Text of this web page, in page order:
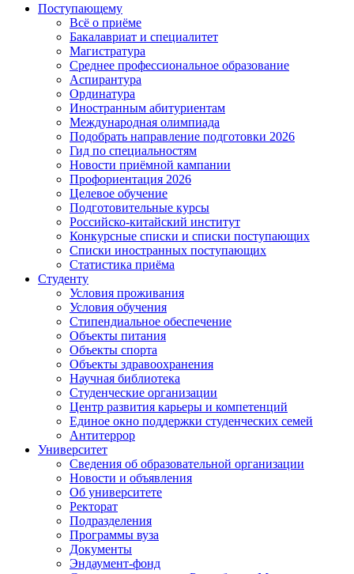
Поступающему
Всё о приёме
Бакалавриат и специалитет
Магистратура
Среднее профессиональное образование
Аспирантура
Ординатура
Иностранным абитуриентам
Международная олимпиада
Подобрать направление подготовки 2026
Гид по специальностям
Новости приёмной кампании
Профориентация 2026
Целевое обучение
Подготовительные курсы
Российско-китайский институт
Конкурсные списки и списки поступающих
Списки иностранных поступающих
Статистика приёма
Студенту
Условия проживания
Условия обучения
Стипендиальное обеспечение
Объекты питания
Объекты спорта
Объекты здравоохранения
Научная библиотека
Студенческие организации
Центр развития карьеры и компетенций
Единое окно поддержки студенческих семей
Антитеррор
Университет
Сведения об образовательной организации
Новости и объявления
Об университете
Ректорат
Подразделения
Программы вуза
Документы
Эндаумент-фонд